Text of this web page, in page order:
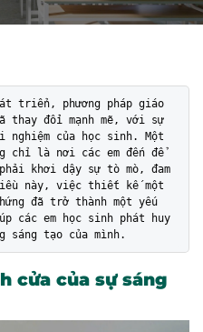
triển, phương pháp giáo
thay đổi mạnh mẽ, với sự
của học sinh. Một
chỉ là nơi các em đến để
khơi dậy sự tò mò, đam
này, việc thiết kế một
đã trở thành một yếu
các em học sinh phát huy
sáng tạo của mình.
cửa của sự sáng